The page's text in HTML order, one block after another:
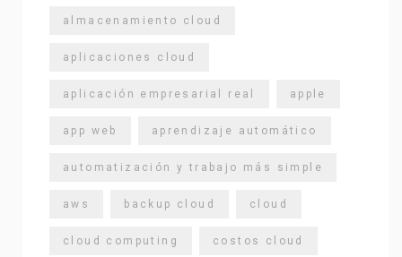
almacenamiento cloud
aplicaciones cloud
aplicación empresarial real apple
app web aprendizaje automático
automatización y trabajo más simple
aws backup cloud cloud
cloud computing costos cloud